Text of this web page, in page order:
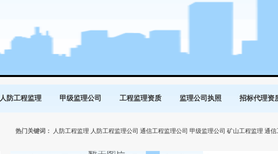
人防工程监理 甲级监理公司 工程监理资质 监理公司执照 招标代理资
热门关键词： 人防工程监理 人防工程监理公司 通信工程监理公司 甲级监理公司 矿山工程监理 通信